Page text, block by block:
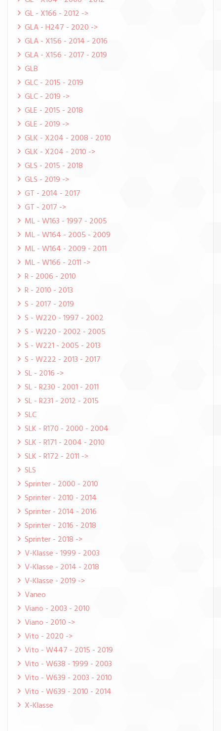
GL - X166 - 2012 ->
GLA - H247 - 2020 ->
GLA - X156 - 2014 - 2016
GLA - X156 - 2017 - 2019
GLB
GLC - 2015 - 2019
GLC - 2019 ->
GLE - 2015 - 2018
GLE - 2019 ->
GLK - X204 - 2008 - 2010
GLK - X204 - 2010 ->
GLS - 2015 - 2018
GLS - 2019 ->
GT - 2014 - 2017
GT - 2017 ->
ML - W163 - 1997 - 2005
ML - W164 - 2005 - 2009
ML - W164 - 2009 - 2011
ML - W166 - 2011 ->
R - 2006 - 2010
R - 2010 - 2013
S - 2017 - 2019
S - W220 - 1997 - 2002
S - W220 - 2002 - 2005
S - W221 - 2005 - 2013
S - W222 - 2013 - 2017
SL - 2016 ->
SL - R230 - 2001 - 2011
SL - R231 - 2012 - 2015
SLC
SLK - R170 - 2000 - 2004
SLK - R171 - 2004 - 2010
SLK - R172 - 2011 ->
SLS
Sprinter - 2000 - 2010
Sprinter - 2010 - 2014
Sprinter - 2014 - 2016
Sprinter - 2016 - 2018
Sprinter - 2018 ->
V-Klasse - 1999 - 2003
V-Klasse - 2014 - 2018
V-Klasse - 2019 ->
Vaneo
Viano - 2003 - 2010
Viano - 2010 ->
Vito - 2020 ->
Vito - W447 - 2015 - 2019
Vito - W638 - 1999 - 2003
Vito - W639 - 2003 - 2010
Vito - W639 - 2010 - 2014
X-Klasse